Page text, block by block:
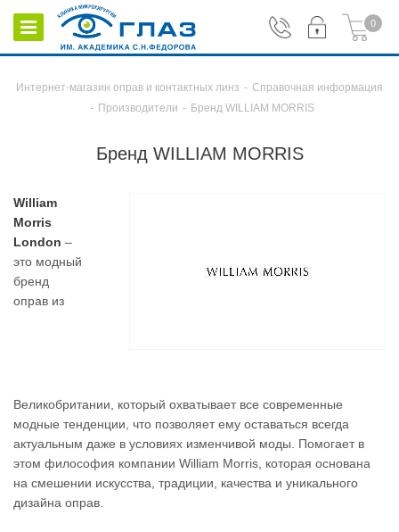
0
Интернет-магазин оправ и контактных линз - Справочная информация
- Производители - Бренд WILLIAM MORRIS
Бренд WILLIAM MORRIS
William
Morris
London –
это модный
бренд
оправ из
Великобритании, который охватывает все современные
модные тенденции, что позволяет ему оставаться всегда
актуальным даже в условиях изменчивой моды. Помогает в
этом философия компании William Morris, которая основана
на смешении искусства, традиции, качества и уникального
дизайна оправ.